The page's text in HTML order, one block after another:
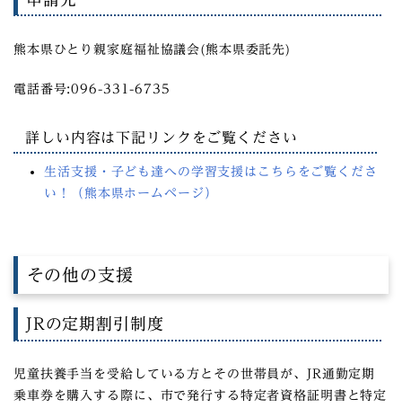
熊本県ひとり親家庭福祉協議会(熊本県委託先)
電話番号:096-331-6735
詳しい内容は下記リンクをご覧ください
生活支援・子ども達への学習支援はこちらをご覧くださ
い！（熊本県ホームページ）
その他の支援
JRの定期割引制度
児童扶養手当を受給している方とその世帯員が、JR通勤定期
乗車券を購入する際に、市で発行する特定者資格証明書と特定